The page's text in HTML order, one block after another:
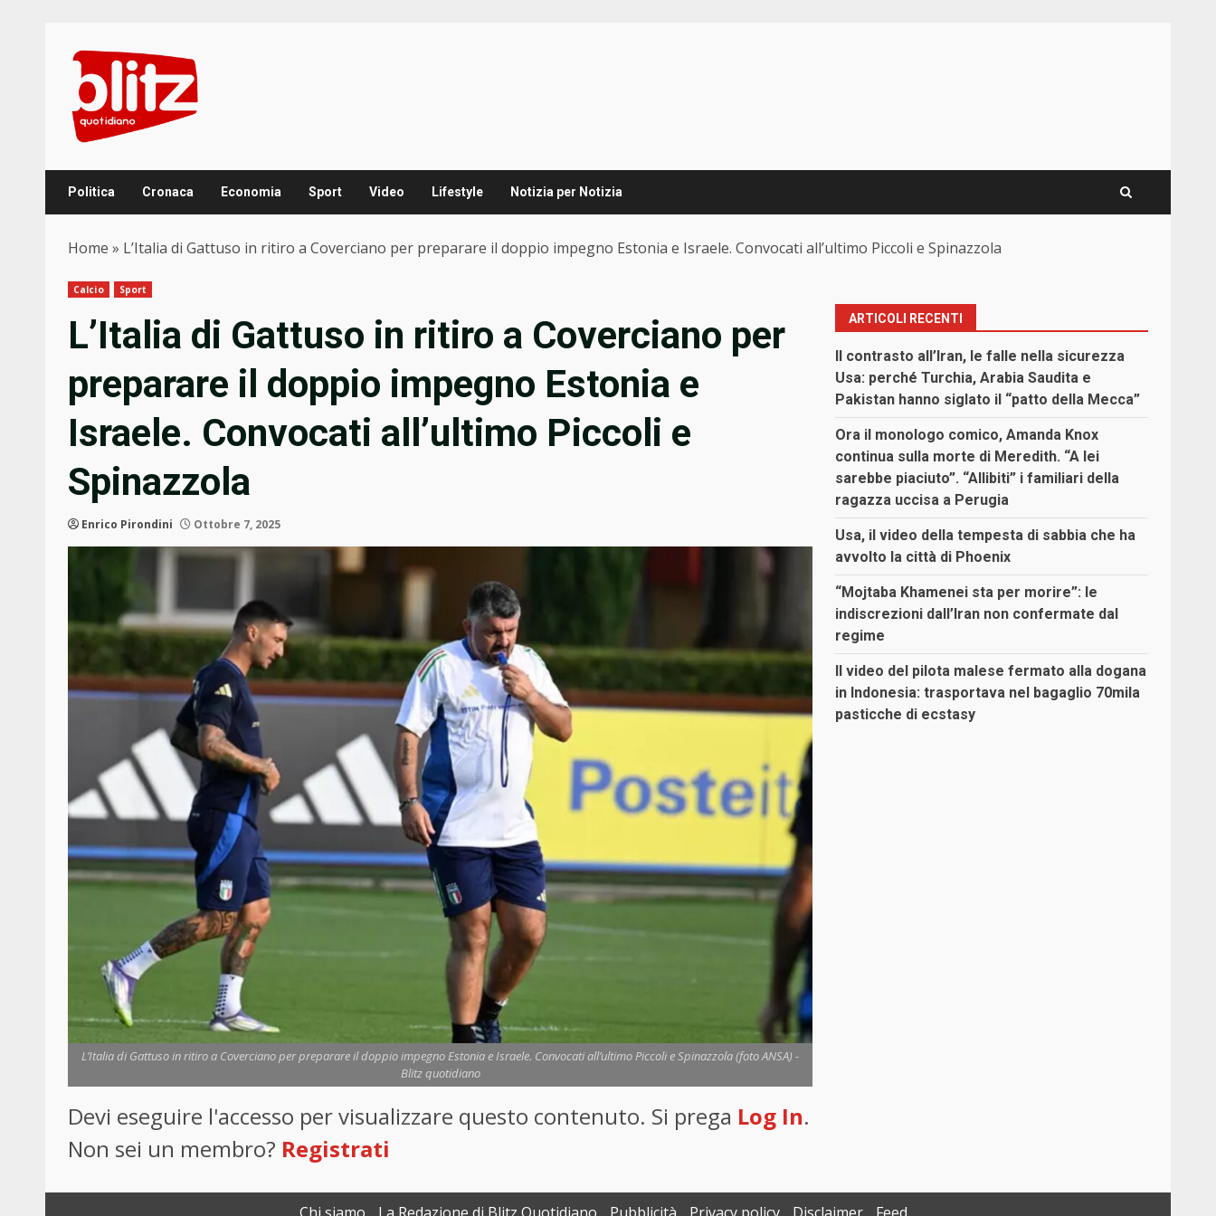
content
Politica Cronaca Economia Sport Video Lifestyle Notizia per Notizia
Home » L’Italia di Gattuso in ritiro a Coverciano per preparare il doppio impegno Estonia e Israele. Convocati all’ultimo Piccoli e Spinazzola
Calcio Sport
L’Italia di Gattuso in ritiro a Coverciano per
preparare il doppio impegno Estonia e
Israele. Convocati all’ultimo Piccoli e
Spinazzola
Enrico Pirondini Ottobre 7, 2025
L’Italia di Gattuso in ritiro a Coverciano per preparare il doppio impegno Estonia e Israele. Convocati all’ultimo Piccoli e Spinazzola (foto ANSA) -
Blitz quotidiano
Devi eseguire l'accesso per visualizzare questo contenuto. Si prega Log In.
Non sei un membro? Registrati
ARTICOLI RECENTI
Il contrasto all’Iran, le falle nella sicurezza
Usa: perché Turchia, Arabia Saudita e
Pakistan hanno siglato il “patto della Mecca”
Ora il monologo comico, Amanda Knox
continua sulla morte di Meredith. “A lei
sarebbe piaciuto”. “Allibiti” i familiari della
ragazza uccisa a Perugia
Usa, il video della tempesta di sabbia che ha
avvolto la città di Phoenix
“Mojtaba Khamenei sta per morire”: le
indiscrezioni dall’Iran non confermate dal
regime
Il video del pilota malese fermato alla dogana
in Indonesia: trasportava nel bagaglio 70mila
pasticche di ecstasy